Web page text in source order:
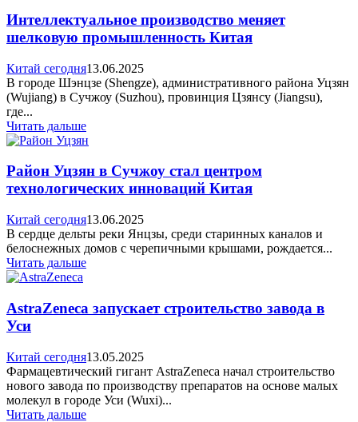
Интеллектуальное производство меняет
шелковую промышленность Китая
Китай сегодня13.06.2025
В городе Шэнцзе (Shengze), административного района Уцзян
(Wujiang) в Сучжоу (Suzhou), провинция Цзянсу (Jiangsu),
где...
Читать дальше
Район Уцзян в Сучжоу стал центром
технологических инноваций Китая
Китай сегодня13.06.2025
В сердце дельты реки Янцзы, среди старинных каналов и
белоснежных домов с черепичными крышами, рождается...
Читать дальше
AstraZeneca запускает строительство завода в
Уси
Китай сегодня13.05.2025
Фармацевтический гигант AstraZeneca начал строительство
нового завода по производству препаратов на основе малых
молекул в городе Уси (Wuxi)...
Читать дальше